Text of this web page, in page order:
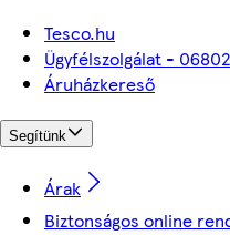
Tesco.hu
Ügyfélszolgálat -
Áruházkereső
Segítünk
Árak
Biztonságos online